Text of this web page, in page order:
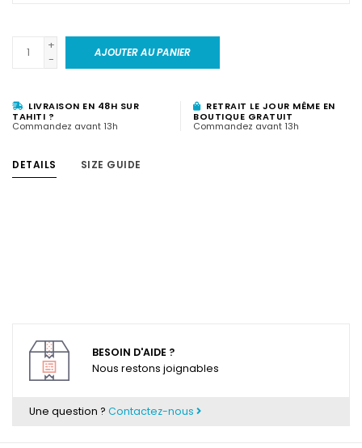
+
-
AJOUTER AU PANIER
LIVRAISON EN 48H SUR
TAHITI ?
Commandez avant 13h
RETRAIT LE JOUR MÊME EN
BOUTIQUE GRATUIT
Commandez avant 13h
DETAILS SIZE GUIDE
BESOIN D'AIDE ?
Nous restons joignables
Une question ? Contactez-nous